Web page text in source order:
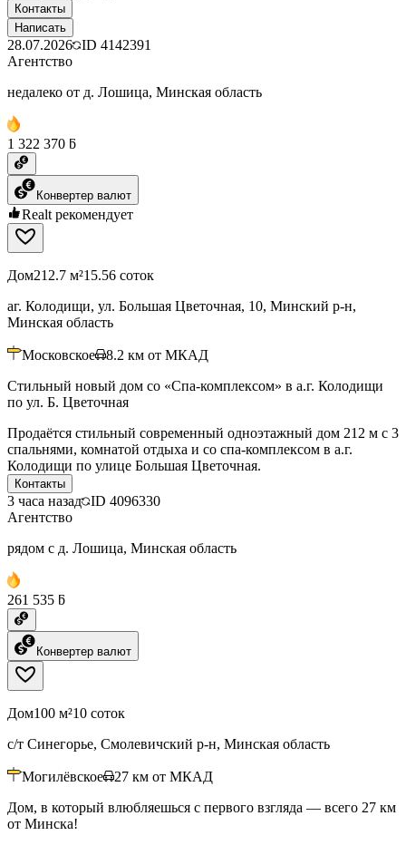
Контакты
Написать
28.07.2026 ID 4142391
Агентство
недалеко от д. Лошица, Минская область
1 322 370 ƃ
Конвертер валют
Realt рекомендует
Дом212.7 м²15.56 соток
аг. Колодищи, ул. Большая Цветочная, 10, Минский р-н,
Минская область
Московское 8.2 км от МКАД
Стильный новый дом со «Спа-комплексом» в а.г. Колодищи
по ул. Б. Цветочная
Продаётся стильный современный одноэтажный дом 212 м с 3
спальнями, комнатой отдыха и со спа-комплексом в а.г.
Колодищи по улице Большая Цветочная.
Контакты
3 часа назад ID 4096330
Агентство
рядом с д. Лошица, Минская область
261 535 ƃ
Конвертер валют
Дом100 м²10 соток
с/т Синегорье, Смолевичский р-н, Минская область
Могилёвское 27 км от МКАД
Дом, в который влюбляешься с первого взгляда — всего 27 км
от Минска!